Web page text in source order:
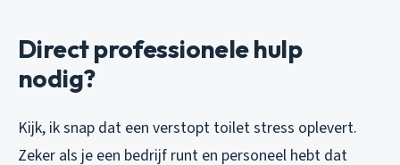
Direct professionele hulp
nodig?
Kijk, ik snap dat een verstopt toilet stress oplevert.
Zeker als je een bedrijf runt en personeel hebt dat